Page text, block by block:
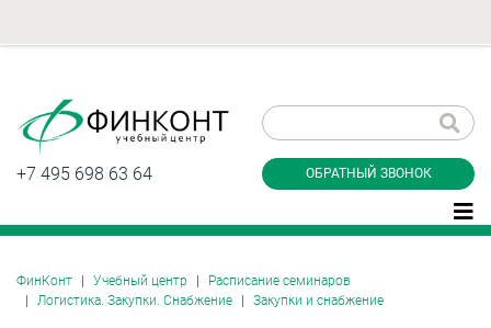
+7 495 698 63 64 ОБРАТНЫЙ ЗВОНОК
ФинКонт Учебный центр
Расписание семинаров
Логистика. Закупки. Снабжение
Закупки и снабжение
звонок
Даю согласие на обработку персональных